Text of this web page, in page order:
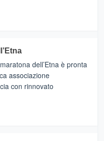
dell’Etna è pronta
associazione
con rinnovato